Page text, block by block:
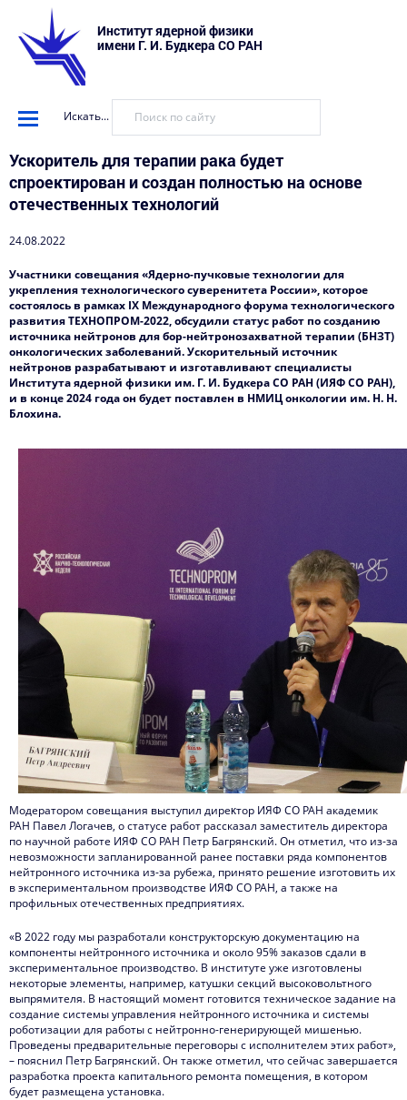
Институт ядерной физики
имени Г. И. Будкера СО РАН
Искать...
Ускоритель для терапии рака будет
спроектирован и создан полностью на основе
отечественных технологий
24.08.2022
Участники совещания «Ядерно-пучковые технологии для
укрепления технологического суверенитета России», которое
состоялось в рамках IX Международного форума технологического
развития ТЕХНОПРОМ-2022, обсудили статус работ по созданию
источника нейтронов для бор-нейтронозахватной терапии (БНЗТ)
онкологических заболеваний. Ускорительный источник
нейтронов разрабатывают и изготавливают специалисты
Института ядерной физики им. Г. И. Будкера СО РАН (ИЯФ СО РАН),
и в конце 2024 года он будет поставлен в НМИЦ онкологии им. Н. Н.
Блохина.
Модератором совещания выступил диреĸтор ИЯФ СО РАН академик
РАН Павел Логачев, о статусе работ рассказал заместитель директора
по научной работе ИЯФ СО РАН Петр Багрянский. Он отметил, что из-за
невозможности запланированной ранее поставки ряда компонентов
нейтронного источника из-за рубежа, принято решение изготовить их
в экспериментальном производстве ИЯФ СО РАН, а также на
профильных отечественных предприятиях.
«В 2022 году мы разработали конструкторскую документацию на
компоненты нейтронного источника и около 95% заказов сдали в
экспериментальное производство. В институте уже изготовлены
некоторые элементы, например, катушки секций высоковольтного
выпрямителя. В настоящий момент готовится техническое задание на
создание системы управления нейтронного источника и системы
роботизации для работы с нейтронно-генерирующей мишенью.
Проведены предварительные переговоры с исполнителем этих работ»,
– пояснил Петр Багрянский. Он также отметил, что сейчас завершается
разработка проекта капитального ремонта помещения, в котором
будет размещена установка.